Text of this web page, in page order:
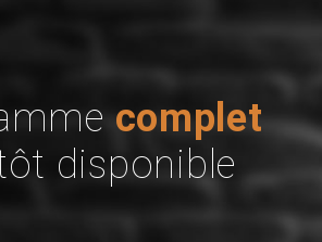
complet
disponible